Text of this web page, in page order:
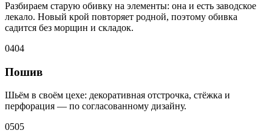
Разбираем старую обивку на элементы: она и есть заводское
лекало. Новый крой повторяет родной, поэтому обивка
садится без морщин и складок.
0404
Пошив
Шьём в своём цехе: декоративная отстрочка, стёжка и
перфорация — по согласованному дизайну.
0505